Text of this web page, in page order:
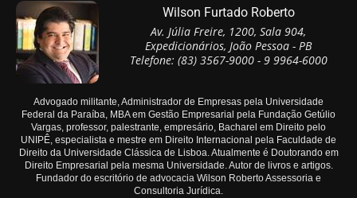
Wilson Furtado Roberto
Av. Júlia Freire, 1200, Sala 904,
Expedicionários, João Pessoa - PB
Telefone: (83) 3567-9000 - 9 9964-6000
Advogado militante, Administrador de Empresas pela Universidade
Federal da Paraíba, MBA em Gestão Empresarial pela Fundação Getúlio
Vargas, professor, palestrante, empresário, Bacharel em Direito pelo
UNIPÊ, especialista e mestre em Direito Internacional pela Faculdade de
Direito da Universidade Clássica de Lisboa. Atualmente é Doutorando em
Direito Empresarial pela mesma Universidade. Autor de livros e artigos.
Fundador do escritório de advocacia Wilson Roberto Assessoria e
Consultoria Jurídica.